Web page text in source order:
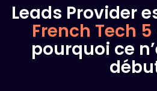
Leads Provider
French Tech 5
pourquoi ce